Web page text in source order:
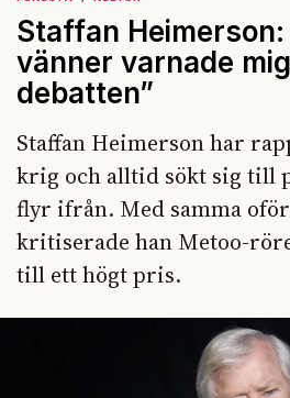
Staffan Heimerson:
vänner varnade
debatten”
Staffan Heimerson har
krig och alltid sökt sig till
flyr ifrån. Med samma
kritiserade han Metoo-
till ett högt pris.